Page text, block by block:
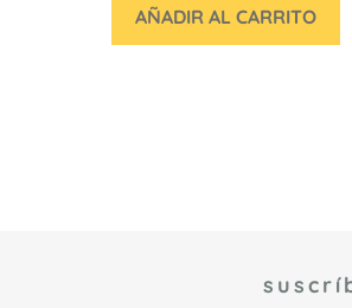
AÑADIR AL CARRITO